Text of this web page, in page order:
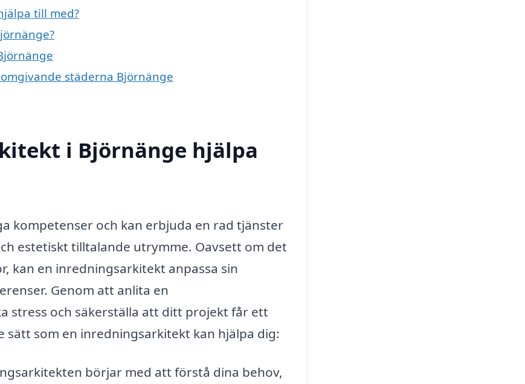
till med?
städerna Björnänge
i Björnänge hjälpa
kompetenser och kan erbjuda en rad tjänster
estetiskt tilltalande utrymme. Oavsett om det
kan en inredningsarkitekt anpassa sin
Genom att anlita en
stress och säkerställa att ditt projekt får ett
som en inredningsarkitekt kan hjälpa dig:
börjar med att förstå dina behov,